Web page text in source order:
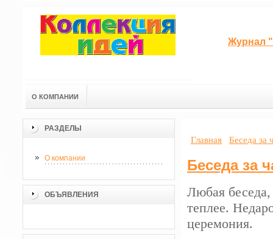
Журнал
О КОМПАНИИ
РАЗДЕЛЫ
О компании
ОБЪЯВЛЕНИЯ
Главная Беседа за
Беседа за
Любая беседа,
теплее.
церемония.